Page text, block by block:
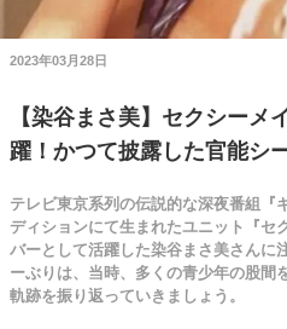
2023年03月28日
【染谷まさ美】セクシーメ
躍！かつて披露した官能シ
テレビ東京系列の伝説的な深夜番組『
ディションにて生まれたユニット『セ
バーとして活躍した染谷まさ美さんに
ーぶりは、当時、多くの青少年の股間
軌跡を振り返っていきましょう。